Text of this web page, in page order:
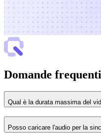
Domande
Qual è la durata massima del
Posso caricare l'audio per la